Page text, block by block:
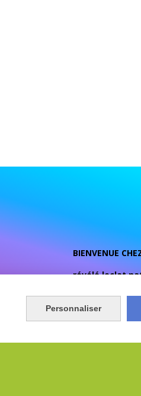
BIENVENUE
révélé leclat
votre
au bien- etre
conçu pour
Personnaliser